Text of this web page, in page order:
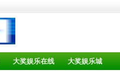
大奖娱乐在线 大奖娱乐城